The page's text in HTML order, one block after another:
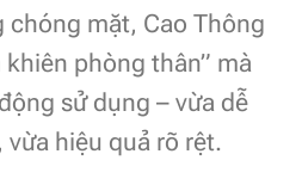
chóng mặt, Cao Thông
phòng thân” mà
sử dụng – vừa dễ
hiệu quả rõ rệt.